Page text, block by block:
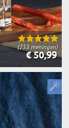
(253 meningen)
€ 50,99